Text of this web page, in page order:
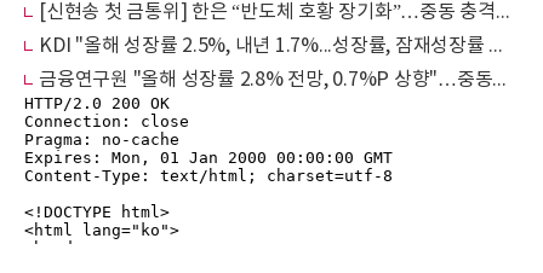
[신현송 첫 금통위] 한은 “반도체 호황 장기화”…중동 충격에도 성장률 2.6% 전망
KDI "올해 성장률 2.5%, 내년 1.7%...성장률, 잠재성장률 웃돌아 경기확장 국면"
금융연구원 "올해 성장률 2.8% 전망, 0.7%P 상향"…중동發 고유가 최대 변수